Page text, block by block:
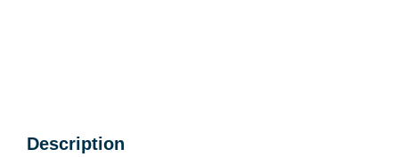
Description